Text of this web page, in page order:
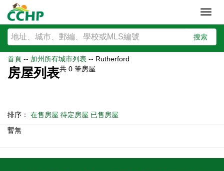
搜索
首頁 -- 加州所有城市列表 -- Rutherford
房屋列表共 0 筆房屋
排序： 在售房屋 待定房屋 已售房屋
暫無